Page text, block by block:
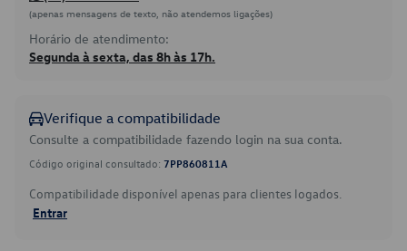
(apenas mensagens de texto, não atendemos ligações)
Horário de atendimento:
Segunda à sexta, das 8h às 17h.
Verifique a compatibilidade
Consulte a compatibilidade fazendo login na sua conta.
Código original consultado: 7PP860811A
Compatibilidade disponível apenas para clientes logados.
Entrar